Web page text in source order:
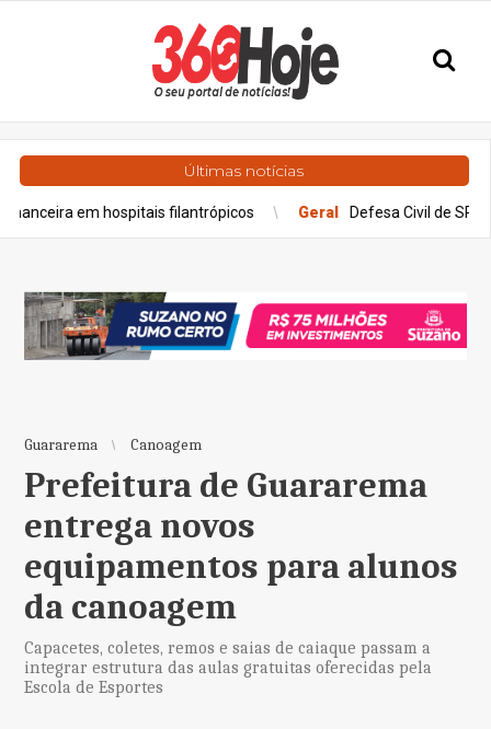
Últimas notícias
hospitais filantrópicos Geral Defesa Civil de SP envia
Guararema Canoagem
Prefeitura de Guararema
entrega novos
equipamentos para alunos
da canoagem
Capacetes, coletes, remos e saias de caiaque passam a
integrar estrutura das aulas gratuitas oferecidas pela
Escola de Esportes